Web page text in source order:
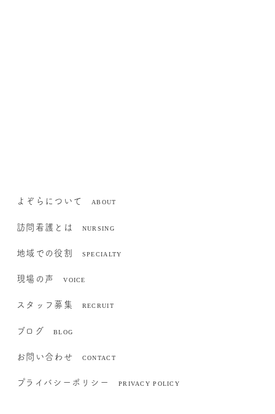
よぞらについて
訪問看護とは
地域での役割
現場の声
スタッフ募集
ブログ
お問い合わせ
プライバシーポリシー